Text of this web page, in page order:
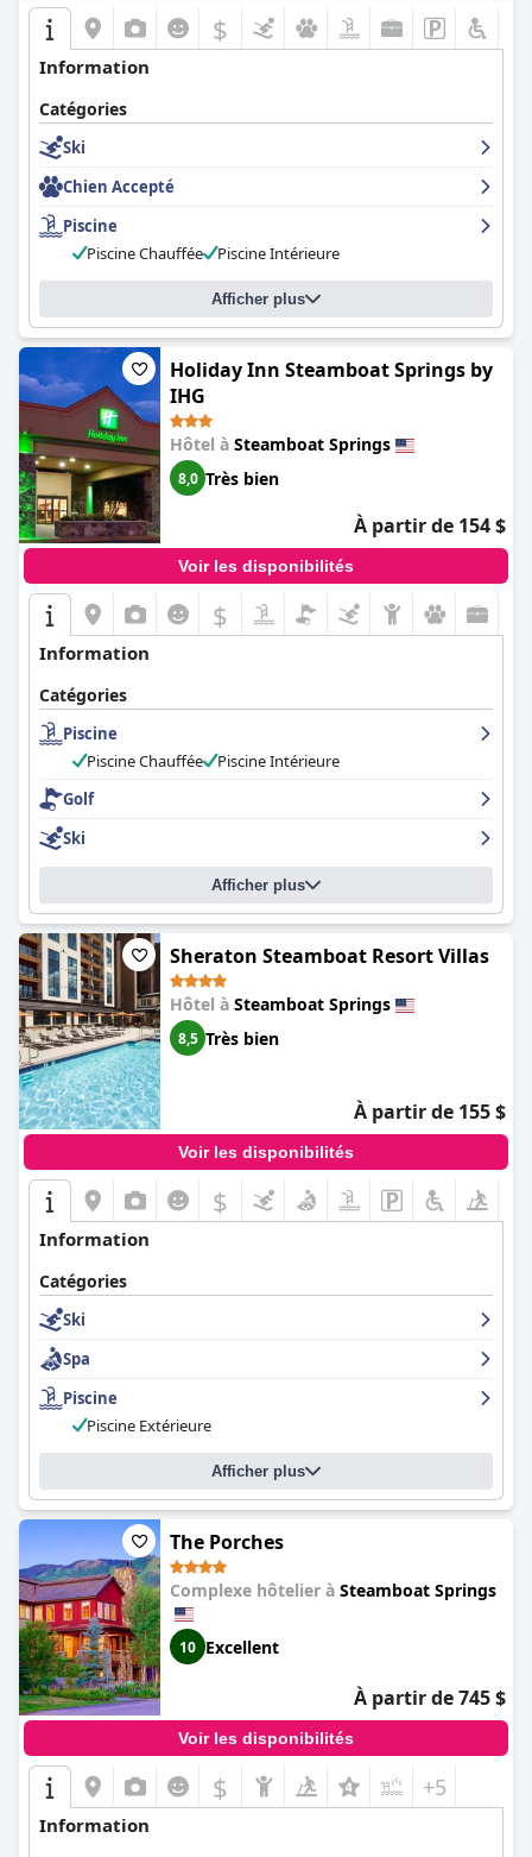
$
Information
Catégories
Ski
Chien Accepté
Piscine
Piscine Chauffée
Piscine Intérieure
Afficher plus
Holiday Inn Steamboat Springs by
IHG
Hôtel à Steamboat Springs
8,0 Très bien
À partir de 154 $
Voir les disponibilités
$
Information
Catégories
Piscine
Piscine Chauffée
Piscine Intérieure
Golf
Ski
Afficher plus
Sheraton Steamboat Resort Villas
Hôtel à Steamboat Springs
8,5 Très bien
À partir de 155 $
Voir les disponibilités
$
Information
Catégories
Ski
Spa
Piscine
Piscine Extérieure
Afficher plus
The Porches
Complexe hôtelier à Steamboat Springs
10 Excellent
À partir de 745 $
Voir les disponibilités
$ +5
Information